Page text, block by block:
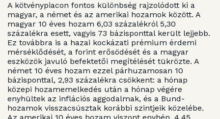
A kötvénypiacon fontos különbség rajzolódott ki a
magyar, a német és az amerikai hozamok között. A
magyar 10 éves hozam 6,03 százalékról 5,30
százalékra esett, vagyis 73 bázisponttal került lejjebb.
Ez továbbra is a hazai kockázati prémium érdemi
mérséklődését, a forint erősödését és a magyar
eszközök javuló befektetői megítélését tükrözte. A
német 10 éves hozam ezzel párhuzamosan 10
bázisponttal, 2,93 százalékra csökkent: a hónap
közepi hozamemelkedés után a hónap végére
enyhültek az inflációs aggodalmak, és a Bund-
hozamok visszacsúsztak korábbi szintjeik közelébe.